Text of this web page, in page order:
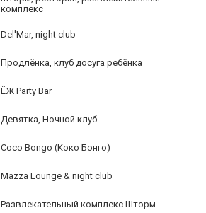
комплекс
Del'Mar, night club
Продлёнка, клуб досуга ребёнка
ЁЖ Party Bar
Девятка, Ночной клуб
Coco Bongo (Коко Бонго)
Mazza Lounge & night club
Развлекательный комплекс Шторм